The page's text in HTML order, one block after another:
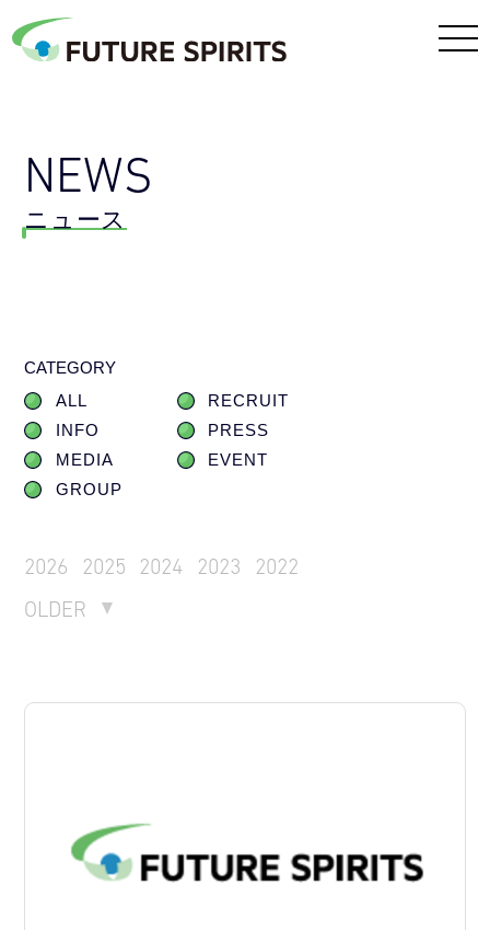
NEWS
ニュース
CATEGORY
ALL
RECRUIT
INFO
PRESS
MEDIA
EVENT
GROUP
2026 2025 2024 2023
2022
OLDER